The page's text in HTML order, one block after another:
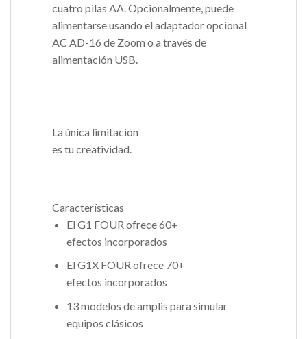
cuatro pilas AA. Opcionalmente, puede
alimentarse usando el adaptador opcional
AC AD-16 de Zoom o a través de
alimentación USB.
La única limitación
es tu creatividad.
Características
El G1 FOUR ofrece 60+
efectos incorporados
El G1X FOUR ofrece 70+
efectos incorporados
13 modelos de amplis para simular
equipos clásicos